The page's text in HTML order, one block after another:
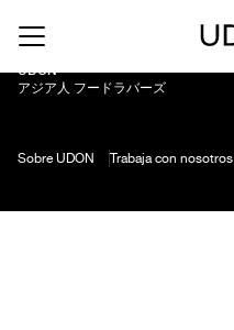
UDON
アジア人 フードラバーズ
Sobre UDON Trabaja con nosotros